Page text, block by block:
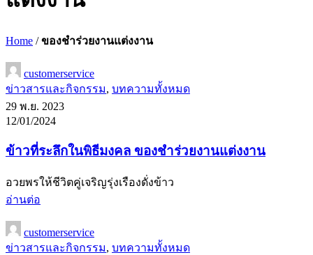
Home /ของชำร่วยงานแต่งงาน
customerservice
ข่าวสารและกิจกรรม, บทความทั้งหมด
29 พ.ย. 2023
12/01/2024
ข้าวที่ระลึกในพิธีมงคล ของชำร่วยงานแต่งงาน
อวยพรให้ชีวิตคู่เจริญรุ่งเรืองดั่งข้าว
อ่านต่อ
customerservice
ข่าวสารและกิจกรรม, บทความทั้งหมด